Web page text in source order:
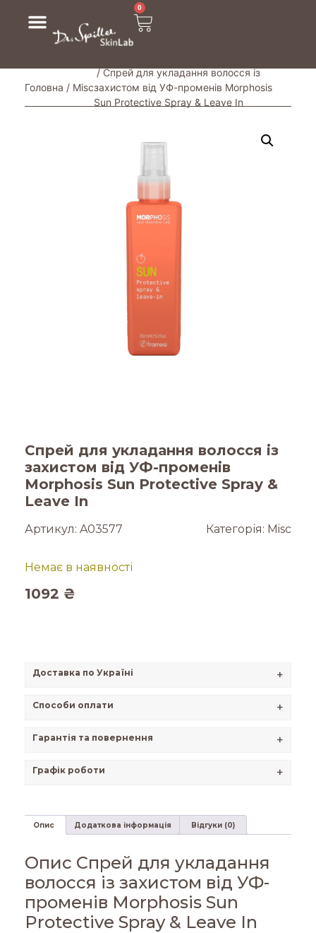
0
Головна / Misc
/ Спрей для укладання волосся із
захистом від УФ-променів Morphosis
Sun Protective Spray & Leave In
Спрей для укладання волосся із
захистом від УФ-променів
Morphosis Sun Protective Spray &
Leave In
1092 ₴
Немає в наявності
Артикул: A03577 Категорія: Misc
Доставка по Україні +
Способи оплати +
Гарантія та повернення +
Графік роботи +
Опис Додаткова інформація Відгуки (0)
Опис Спрей для укладання
волосся із захистом від УФ-
променів Morphosis Sun
Protective Spray & Leave In